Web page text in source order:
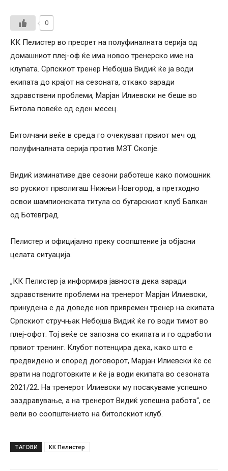
0
КК Пелистер во пресрет на полуфиналната серија од
домашниот плеј-оф ќе има новоо тренерско име на
клупата. Српскиот тренер Небојша Видиќ ќе ја води
екипата до крајот на сезоната, откако заради
здравствени проблеми, Марјан Илиевски не беше во
Битола повеќе од еден месец.
Битолчани веќе в среда го очекуваат првиот меч од
полуфиналната серија против МЗТ Скопје.
Видиќ изминативе две сезони работеше како помошник
во рускиот прволигаш Нижњи Новгород, а претходно
освои шампионската титула со бугарскиот клуб Балкан
од Ботевград.
Пелистер и официјално преку соопштение ја објасни
целата ситуација.
„КК Пелистер ја информира јавноста дека заради
здравствените проблеми на тренерот Марјан Илиевски,
принудена е да доведе нов привремен тренер на екипата.
Српскиот стручњак Небојша Видиќ ќе го води тимот во
плеј-офот. Тој веќе се запозна со екипата и го одработи
првиот тренинг. Клубот потенцира дека, како што е
предвидено и според договорот, Марјан Илиевски ќе се
врати на подготовките и ќе ја води екипата во сезоната
2021/22. На тренерот Илиевски му посакуваме успешно
заздравување, а на тренерот Видиќ успешна работа“, се
вели во соопштението на битолскиот клуб.
ТАГОВИ КК Пелистер